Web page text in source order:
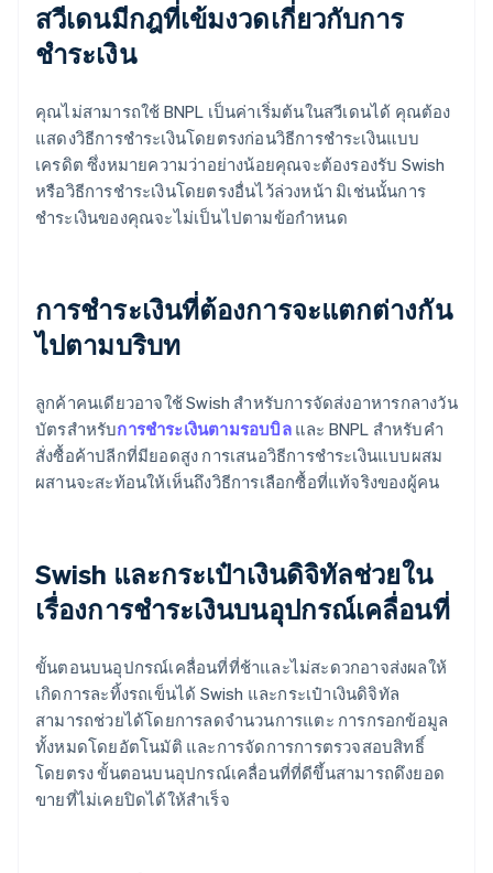
สวีเดนมีกฎที่เข้มงวดเกี่ยวกับการ
ชำระเงิน
คุณไม่สามารถใช้ BNPL เป็นค่าเริ่มต้นในสวีเดนได้ คุณต้อง
แสดงวิธีการชำระเงินโดยตรงก่อนวิธีการชำระเงินแบบ
เครดิต ซึ่งหมายความว่าอย่างน้อยคุณจะต้องรองรับ Swish
หรือวิธีการชำระเงินโดยตรงอื่นไว้ล่วงหน้า มิเช่นนั้นการ
ชำระเงินของคุณจะไม่เป็นไปตามข้อกำหนด
การชำระเงินที่ต้องการจะแตกต่างกัน
ไปตามบริบท
ลูกค้าคนเดียวอาจใช้ Swish สำหรับการจัดส่งอาหารกลางวัน
บัตรสำหรับการชำระเงินตามรอบบิลและ BNPL สำหรับคำ
สั่งซื้อค้าปลีกที่มียอดสูง การเสนอวิธีการชำระเงินแบบผสม
ผสานจะสะท้อนให้เห็นถึงวิธีการเลือกซื้อที่แท้จริงของผู้คน
Swish และกระเป๋าเงินดิจิทัลช่วยใน
เรื่องการชำระเงินบนอุปกรณ์เคลื่อนที่
ขั้นตอนบนอุปกรณ์เคลื่อนที่ที่ช้าและไม่สะดวกอาจส่งผลให้
เกิดการละทิ้งรถเข็นได้ Swish และกระเป๋าเงินดิจิทัล
สามารถช่วยได้โดยการลดจำนวนการแตะ การกรอกข้อมูล
ทั้งหมดโดยอัตโนมัติ และการจัดการการตรวจสอบสิทธิ์
โดยตรง ขั้นตอนบนอุปกรณ์เคลื่อนที่ที่ดีขึ้นสามารถดึงยอด
ขายที่ไม่เคยปิดได้ให้สำเร็จ